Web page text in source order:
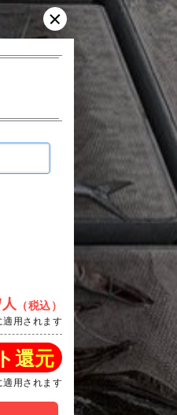
人 （税込）
適用されます
還元
適用されます